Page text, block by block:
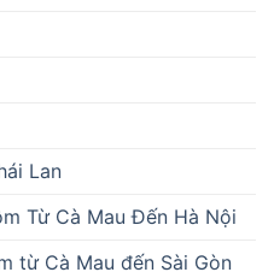
Lan
Từ Cà Mau Đến Hà Nội
từ Cà Mau đến Sài Gòn